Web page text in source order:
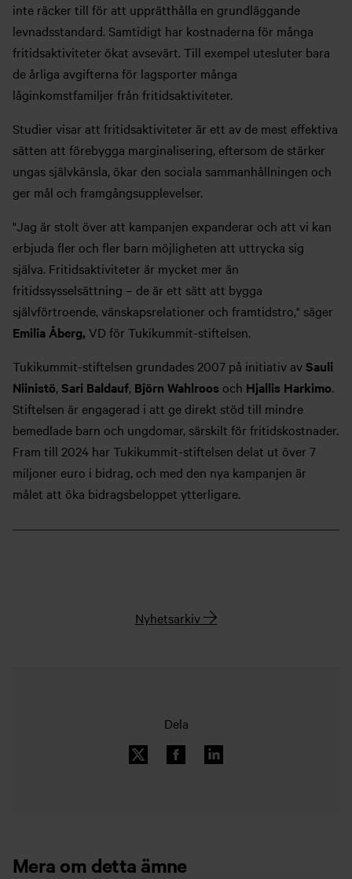
inte räcker till för att upprätthålla en grundläggande
levnadsstandard. Samtidigt har kostnaderna för många
fritidsaktiviteter ökat avsevärt. Till exempel utesluter bara
de årliga avgifterna för lagsporter många
låginkomstfamiljer från fritidsaktiviteter.
Studier visar att fritidsaktiviteter är ett av de mest effektiva
sätten att förebygga marginalisering, eftersom de stärker
ungas självkänsla, ökar den sociala sammanhållningen och
ger mål och framgångsupplevelser.
"Jag är stolt över att kampanjen expanderar och att vi kan
erbjuda fler och fler barn möjligheten att uttrycka sig
själva. Fritidsaktiviteter är mycket mer än
fritidssysselsättning – de är ett sätt att bygga
självförtroende, vänskapsrelationer och framtidstro," säger
Emilia Åberg, VD för Tukikummit-stiftelsen.
Tukikummit-stiftelsen grundades 2007 på initiativ avSauli
Niinistö, Sari Baldauf, Björn Wahlroos och Hjallis Harkimo.
Stiftelsen är engagerad i att ge direkt stöd till mindre
bemedlade barn och ungdomar, särskilt för fritidskostnader.
Fram till 2024 har Tukikummit-stiftelsen delat ut över 7
miljoner euro i bidrag, och med den nya kampanjen är
målet att öka bidragsbeloppet ytterligare.
Nyhetsarkiv
Dela
Mera om detta ämne